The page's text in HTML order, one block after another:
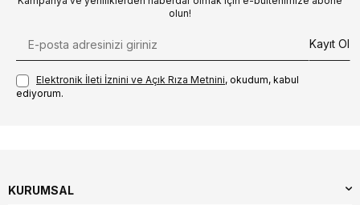
olun!
Kayıt Ol
Elektronik İleti İzni‌ni ve Açık Rıza Metni‌ni, okudum, kabul
ediyorum.
KURUMSAL